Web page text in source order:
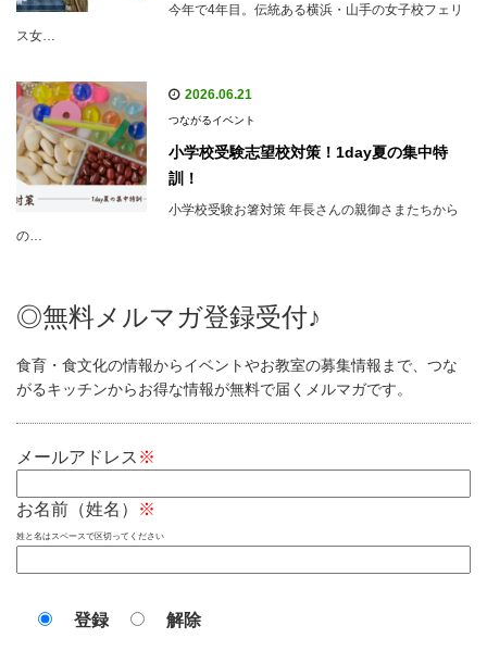
今年で4年目。伝統ある横浜・山手の女子校フェリ
ス女…
2026.06.21
つながるイベント
小学校受験志望校対策！1day夏の集中特
訓！
小学校受験お箸対策 年長さんの親御さまたちから
の…
◎無料メルマガ登録受付♪
食育・食文化の情報からイベントやお教室の募集情報まで、つな
がるキッチンからお得な情報が無料で届くメルマガです。
メールアドレス ※
お名前（姓名） ※
姓と名はスペースで区切ってください
登録 解除